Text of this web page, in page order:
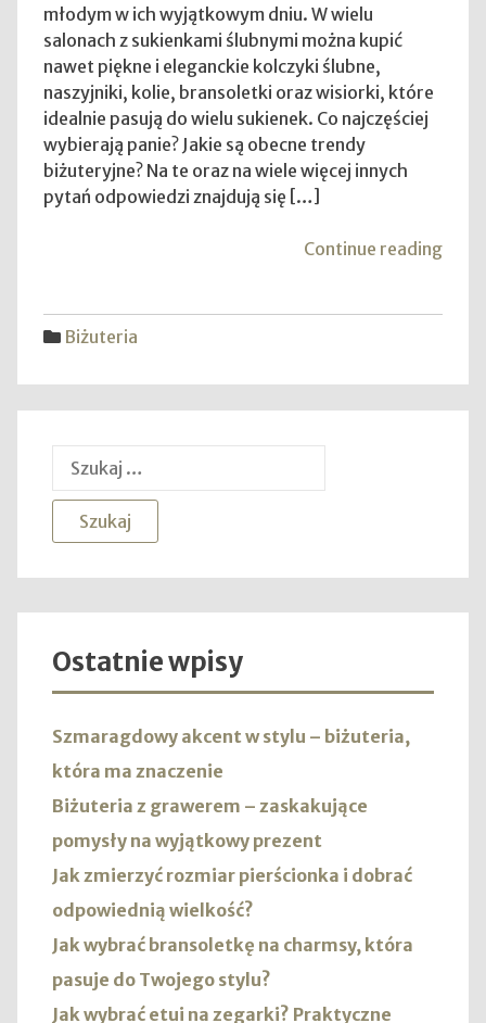
młodym w ich wyjątkowym dniu. W wielu
salonach z sukienkami ślubnymi można kupić
nawet piękne i eleganckie kolczyki ślubne,
naszyjniki, kolie, bransoletki oraz wisiorki, które
idealnie pasują do wielu sukienek. Co najczęściej
wybierają panie? Jakie są obecne trendy
biżuteryjne? Na te oraz na wiele więcej innych
pytań odpowiedzi znajdują się […]
Continue reading
Biżuteria
Szukaj:
Ostatnie wpisy
Szmaragdowy akcent w stylu – biżuteria,
która ma znaczenie
Biżuteria z grawerem – zaskakujące
pomysły na wyjątkowy prezent
Jak zmierzyć rozmiar pierścionka i dobrać
odpowiednią wielkość?
Jak wybrać bransoletkę na charmsy, która
pasuje do Twojego stylu?
Jak wybrać etui na zegarki? Praktyczne